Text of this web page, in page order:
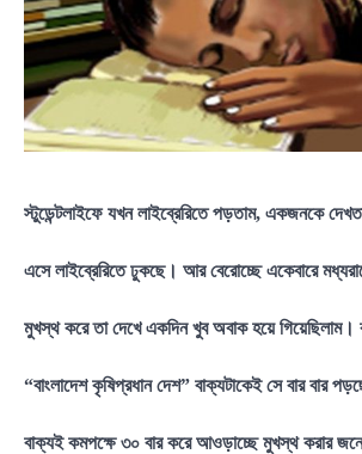
স্টুডেন্টলাইফে যখন লাইব্রেরিতে পড়তাম, একজনকে
এসে লাইব্রেরিতে ঢুকছে। আর বেরোচ্ছে একেবারে
মুখস্থ করে তা দেখে একদিন খুব অবাক হয়ে গিয়েছিলাম।
“বাংলাদেশ কৃষিপ্রধান দেশ” বাক্যটাকেই সে বার বার
বাক্যই কমপক্ষে ৩০ বার করে আওড়াচ্ছে মুখস্থ করার